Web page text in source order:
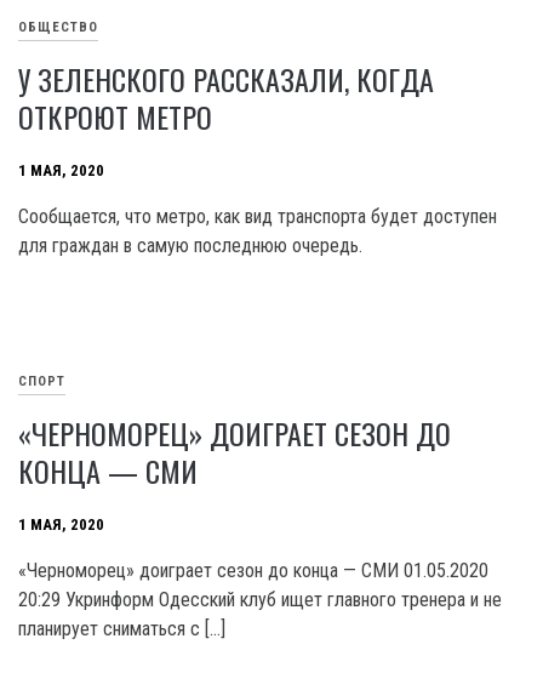
ОБЩЕСТВО
У ЗЕЛЕНСКОГО РАССКАЗАЛИ, КОГДА
ОТКРОЮТ МЕТРО
1 МАЯ, 2020
Сообщается, что метро, как вид транспорта будет доступен
для граждан в самую последнюю очередь.
СПОРТ
«ЧЕРНОМОРЕЦ» ДОИГРАЕТ СЕЗОН ДО
КОНЦА — СМИ
1 МАЯ, 2020
«Черноморец» доиграет сезон до конца — СМИ 01.05.2020
20:29 Укринформ Одесский клуб ищет главного тренера и не
планирует сниматься с […]